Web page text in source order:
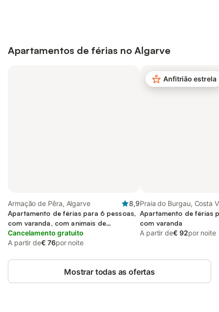
Apartamentos de férias no Algarve
Armação de Pêra, Algarve
8,9
Apartamento de férias para 6 pessoas,
com varanda, com animais de
estimação
Cancelamento gratuito
A partir de€ 76por noite
Anfitrião estrela
Praia do Burgau, Costa
Apartamento de férias
com varanda
A partir de€ 92por noite
Mostrar todas as ofertas